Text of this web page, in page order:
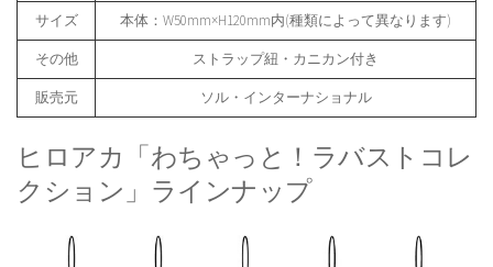
サイズ 本体：W50mm×H120mm内(種類によって異なります)
その他 ストラップ紐・カニカン付き
販売元 ソル・インターナショナル
ヒロアカ「わちゃっと！ラバストコレ
クション」ラインナップ